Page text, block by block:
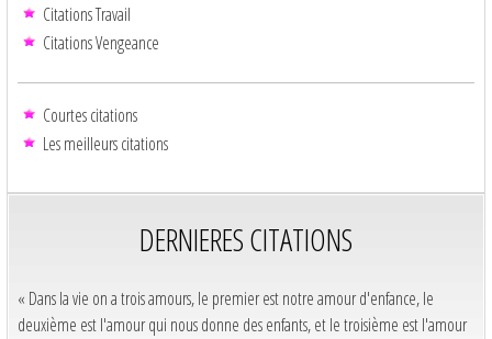
Citations Travail
Citations Vengeance
Courtes citations
Les meilleurs citations
DERNIERES CITATIONS
« Dans la vie on a trois amours, le premier est notre amour d'enfance, le
deuxième est l'amour qui nous donne des enfants, et le troisième est l'amour